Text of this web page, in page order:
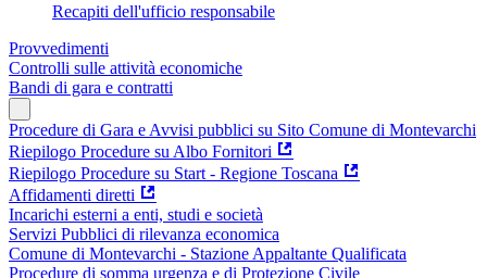
Recapiti dell'ufficio responsabile
Provvedimenti
Controlli sulle attività economiche
Bandi di gara e contratti
Procedure di Gara e Avvisi pubblici su Sito Comune di Montevarchi
Riepilogo Procedure su Albo Fornitori
Riepilogo Procedure su Start - Regione Toscana
Affidamenti diretti
Incarichi esterni a enti, studi e società
Servizi Pubblici di rilevanza economica
Comune di Montevarchi - Stazione Appaltante Qualificata
Procedure di somma urgenza e di Protezione Civile